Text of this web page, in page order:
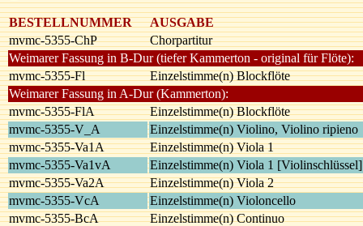
BESTELLNUMMER
AUSGABE
mvmc-5355-ChP
Chorpartitur
Weimarer Fassung in B-Dur (tiefer Kammerton - original für Flöte):
mvmc-5355-Fl
Einzelstimme(n) Blockflöte
Weimarer Fassung in A-Dur (Kammerton):
mvmc-5355-FlA
Einzelstimme(n) Blockflöte
mvmc-5355-V_A
Einzelstimme(n) Violino, Violino ripieno
mvmc-5355-Va1A
Einzelstimme(n) Viola 1
mvmc-5355-Va1vA
Einzelstimme(n) Viola 1 [Violinschlüssel]
mvmc-5355-Va2A
Einzelstimme(n) Viola 2
mvmc-5355-VcA
Einzelstimme(n) Violoncello
mvmc-5355-BcA
Einzelstimme(n) Continuo